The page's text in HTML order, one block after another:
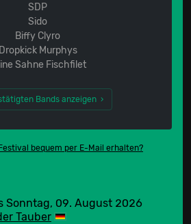
SDP
Sido
Biffy Clyro
Dropkick Murphys
Sahne Fischfilet
Bands anzeigen ›
bequem per E-Mail erhalten?
Sonntag, 09. August 2026
Tauber